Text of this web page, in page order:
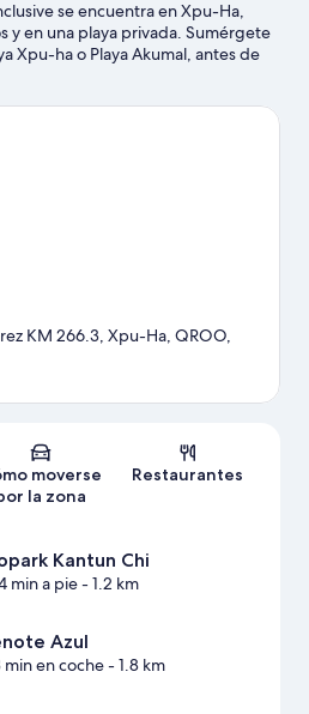
se encuentra en Xpu-Ha,
y en una playa privada. Sumérgete
Xpu-ha o Playa Akumal, antes de
como Parque temático Xplor y
Akumal o a Xenses Park.
KM 266.3, Xpu-Ha, QROO,
moverse
la zona
Restaurantes
Kantun Chi
min a pie- 1.2 km
Azul
min en coche- 1.8 km